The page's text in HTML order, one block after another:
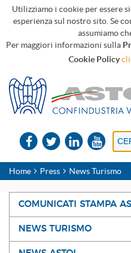
Utilizziamo i cookie per essere
esperienza sul nostro sito. Se
assumiamo
Per maggiori informazioni sulla
Cookie Policy
Home Press News Turismo
COMUNICATI STAMPA
NEWS TURISMO